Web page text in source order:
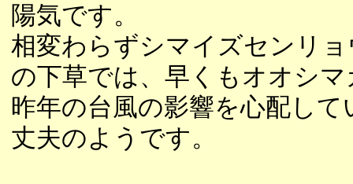
陽気です。
相変わらずシマイズセンリ
の下草では、早くもオオシ
昨年の台風の影響を心配し
丈夫のようです。